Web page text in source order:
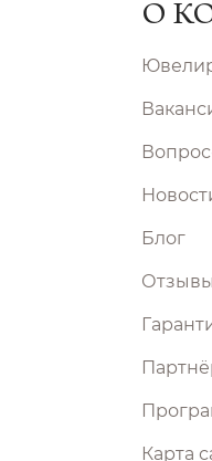
О
Блог
Отзывы
Карта